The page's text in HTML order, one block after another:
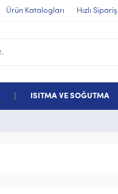
Ürün Katalogları Hızlı Sipariş
ISITMA VE SOĞUTMA